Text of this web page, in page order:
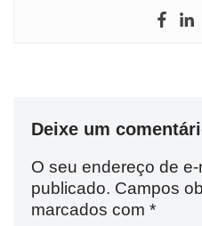
Deixe um
O seu endereço de
publicado. Campos
marcados com *